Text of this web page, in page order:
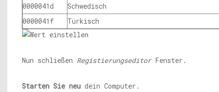
0000041d
Schwedisch
0000041f
Türkisch
Nun schließen RegistierungseditorFenster.
Starten Sie neu dein Computer.